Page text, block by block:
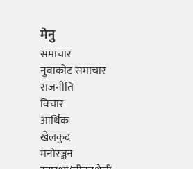
मेनु
समाचार
नुवाकोट समाचार
राजनीति
विचार
आर्थिक
खेलकुद
मनोरञ्जन